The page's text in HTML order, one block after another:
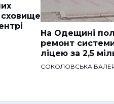
сховище
На Одещині
ремонт
ліцею за 2,5
СОКОЛОВСЬКА